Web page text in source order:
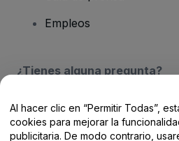
Empleos
¿Tienes alguna pregunta?
Centro de Ayuda /
Al hacer clic en “Permitir Todas”,
cookies para mejorar la
publicitaria. De modo contrario,